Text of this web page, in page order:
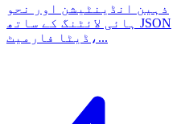
ذہین انڈینٹیشن اور نحو
ہائی لائٹنگ کے ساتھ JSON
ڈیٹا فارمیٹ،...